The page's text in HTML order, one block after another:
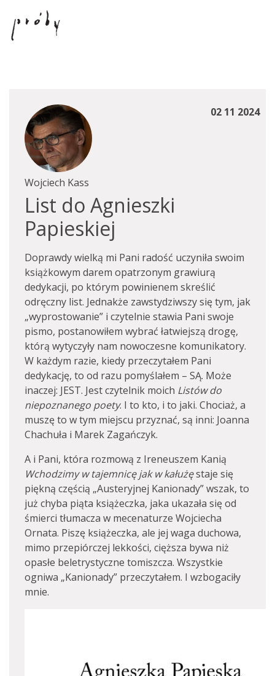
02 11 2024
Wojciech Kass
List do Agnieszki
Papieskiej
Doprawdy wielką mi Pani radość uczyniła swoim
książkowym darem opatrzonym grawiurą
dedykacji, po którym powinienem skreślić
odręczny list. Jednakże zawstydziwszy się tym, jak
„wyprostowanie” i czytelnie stawia Pani swoje
pismo, postanowiłem wybrać łatwiejszą drogę,
którą wytyczyły nam nowoczesne komunikatory.
W każdym razie, kiedy przeczytałem Pani
dedykację, to od razu pomyślałem – SĄ. Może
inaczej: JEST. Jest czytelnik moich Listów do
niepoznanego poety. I to kto, i to jaki. Chociaż, a
muszę to w tym miejscu przyznać, są inni: Joanna
Chachuła i Marek Zagańczyk.
A i Pani, która rozmową z Ireneuszem Kanią
Wchodzimy w tajemnicę jak w kałużęstaje się
piękną częścią „Austeryjnej Kanionady” wszak, to
już chyba piąta książeczka, jaka ukazała się od
śmierci tłumacza w mecenaturze Wojciecha
Ornata. Piszę książeczka, ale jej waga duchowa,
mimo przepiórczej lekkości, cięższa bywa niż
opasłe beletrystyczne tomiszcza. Wszystkie
ogniwa „Kanionady” przeczytałem. I wzbogaciły
mnie.